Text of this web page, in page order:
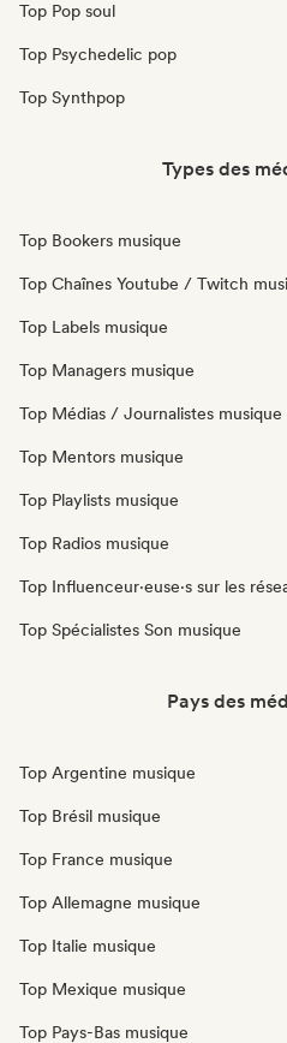
Top Pop soul
Top Psychedelic pop
Top Synthpop
Types des
Top Bookers musique
Top Chaînes Youtube / Twitch
Top Labels musique
Top Managers musique
Top Médias / Journalistes musique
Top Mentors musique
Top Playlists musique
Top Radios musique
Top Influenceur·euse·s sur les
Top Spécialistes Son musique
Pays des
Top Argentine musique
Top Brésil musique
Top France musique
Top Allemagne musique
Top Italie musique
Top Mexique musique
Top Pays-Bas musique